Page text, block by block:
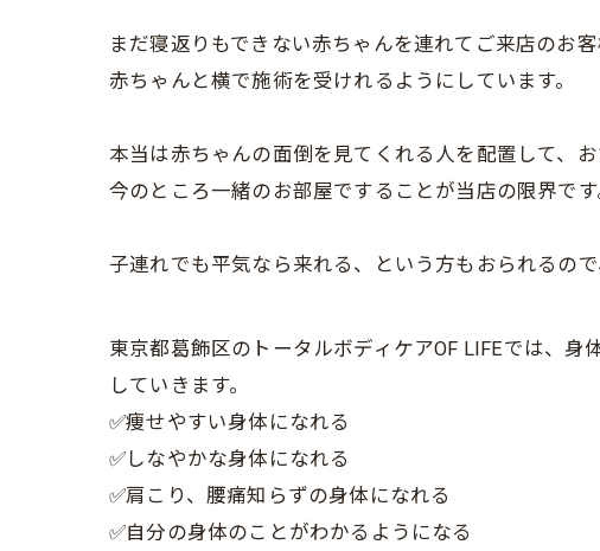
まだ寝返りもできない赤ちゃんを連れてご来店のお
赤ちゃんと横で施術を受けれるようにしています。
本当は赤ちゃんの面倒を見てくれる人を配置して、
今のところ一緒のお部屋ですることが当店の限界です
子連れでも平気なら来れる、という方もおられるの
東京都葛飾区のトータルボディケアOF LIFEでは、
していきます。
✅痩せやすい身体になれる
✅しなやかな身体になれる
✅肩こり、腰痛知らずの身体になれる
✅自分の身体のことがわかるようになる